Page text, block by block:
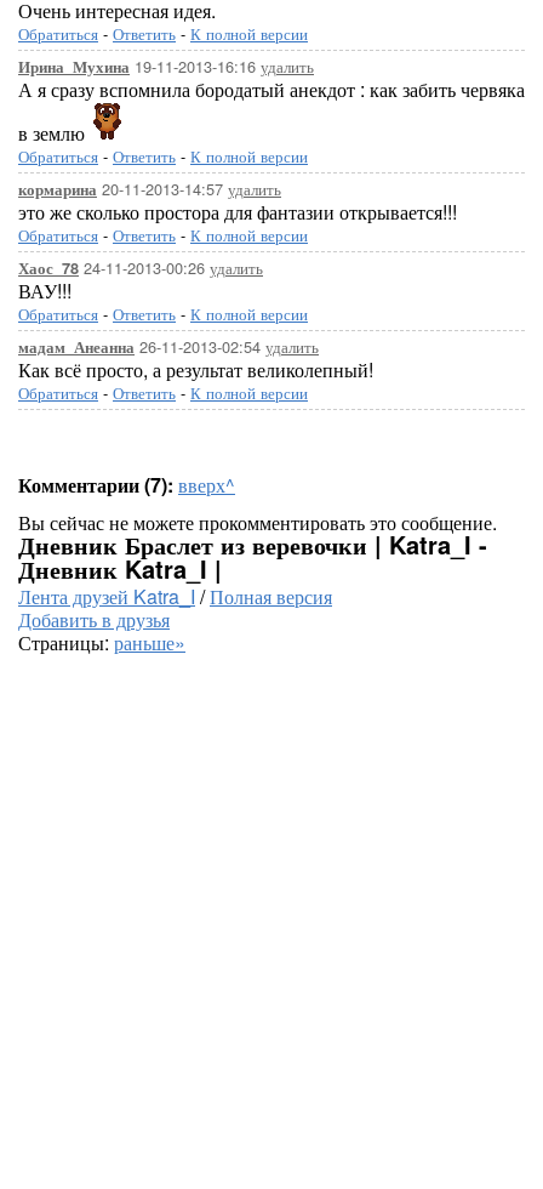
Очень интересная идея.
Обратиться - Ответить - К полной версии
Ирина_Мухина 19-11-2013-16:16 удалить
А я сразу вспомнила бородатый анекдот : как забить червяка
в землю
Обратиться - Ответить - К полной версии
кормарина 20-11-2013-14:57 удалить
это же сколько простора для фантазии открывается!!!
Обратиться - Ответить - К полной версии
Хаос_78 24-11-2013-00:26 удалить
ВАУ!!!
Обратиться - Ответить - К полной версии
мадам_Анеанна 26-11-2013-02:54 удалить
Как всё просто, а результат великолепный!
Обратиться - Ответить - К полной версии
Комментарии (7): вверх^
Вы сейчас не можете прокомментировать это сообщение.
Дневник Браслет из веревочки | Katra_I -
Дневник Katra_I |
Лента друзей Katra_I /Полная версия
Добавить в друзья
Страницы: раньше»